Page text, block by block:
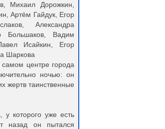
Михаил Дорожкин,
Артём Гайдук, Егор
Александра
Большаков, Вадим
Исайкин, Егор
Шаркова
центре города
ночью: он
жертв таинственные
которого уже есть
назад он пытался